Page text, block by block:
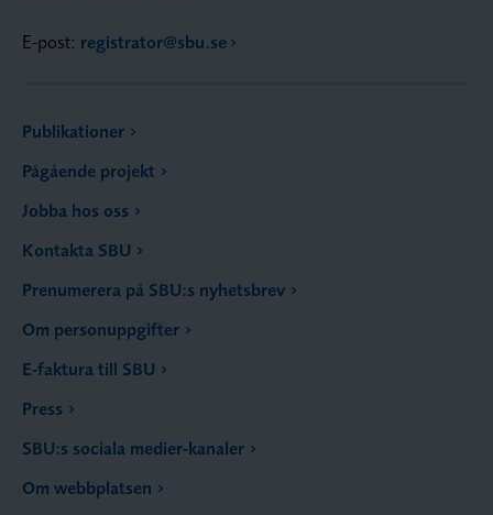
E-post: registrator@sbu.se
Publikationer
Pågående projekt
Jobba hos oss
Kontakta SBU
Prenumerera på SBU:s nyhetsbrev
Om personuppgifter
E-faktura till SBU
Press
SBU:s sociala medier-kanaler
Om webbplatsen